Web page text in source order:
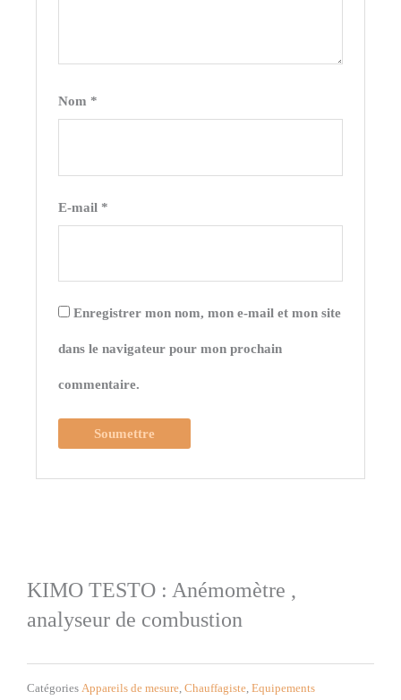
Nom *
E-mail *
Enregistrer mon nom, mon e-mail et mon site
dans le navigateur pour mon prochain
commentaire.
KIMO TESTO : Anémomètre ,
analyseur de combustion
Catégories Appareils de mesure Chauffagiste Equipements